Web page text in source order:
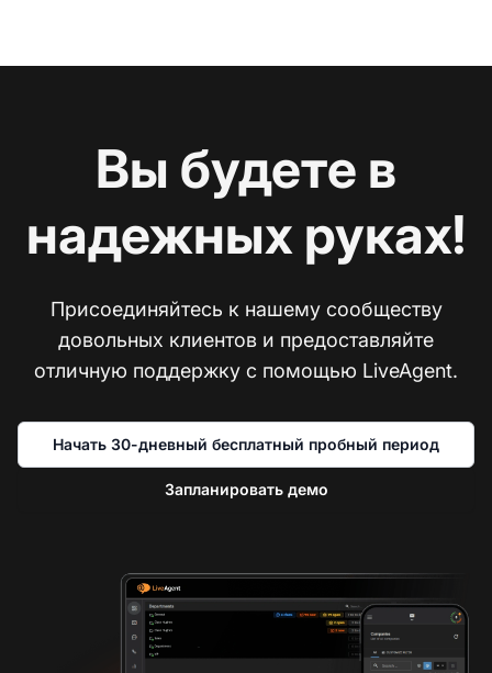
Вы будете в
надежных руках!
Присоединяйтесь к нашему сообществу
довольных клиентов и предоставляйте
отличную поддержку с помощью LiveAgent.
Начать 30-дневный бесплатный пробный период
Запланировать демо